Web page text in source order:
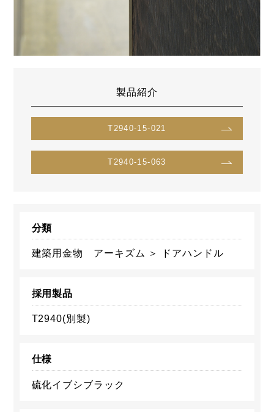
製品紹介
T2940-15-021
T2940-15-063
分類
建築用金物 アーキズム ＞ ドアハンドル
採用製品
T2940(別製)
仕様
硫化イブシブラック